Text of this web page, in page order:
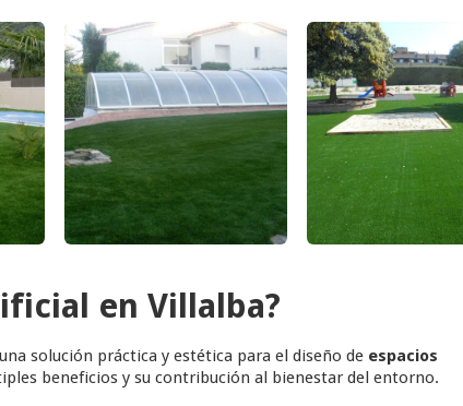
en Villalba?
solución práctica y estética para el diseño de espacios
beneficios y su contribución al bienestar del entorno.